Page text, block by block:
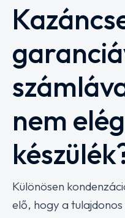
nem
Különösen
elő, hogy a